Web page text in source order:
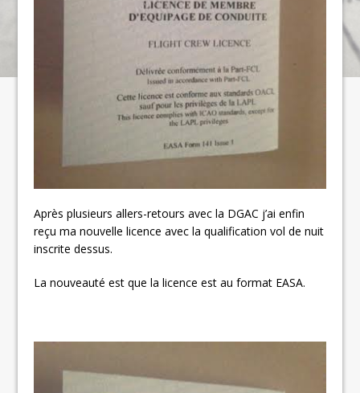
Après plusieurs allers-retours avec la DGAC j’ai enfin
reçu ma nouvelle licence avec la qualification vol de nuit
inscrite dessus.
La nouveauté est que la licence est au format EASA.